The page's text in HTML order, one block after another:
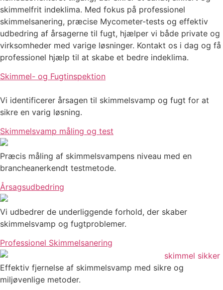
skimmelfrit indeklima. Med fokus på professionel
skimmelsanering, præcise Mycometer-tests og effektiv
udbedring af årsagerne til fugt, hjælper vi både private og
virksomheder med varige løsninger. Kontakt os i dag og få
professionel hjælp til at skabe et bedre indeklima.
Skimmel- og Fugtinspektion
Vi identificerer årsagen til skimmelsvamp og fugt for at
sikre en varig løsning.
Skimmelsvamp måling og test
Præcis måling af skimmelsvampens niveau med en
brancheanerkendt testmetode.
Årsagsudbedring
Vi udbedrer de underliggende forhold, der skaber
skimmelsvamp og fugtproblemer.
Professionel Skimmelsanering
Effektiv fjernelse af skimmelsvamp med sikre og
miljøvenlige metoder.